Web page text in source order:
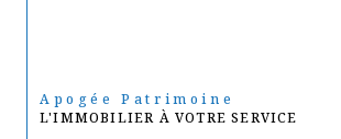
Apogée Patrimoine
L'IMMOBILIER À VOTRE SERVICE